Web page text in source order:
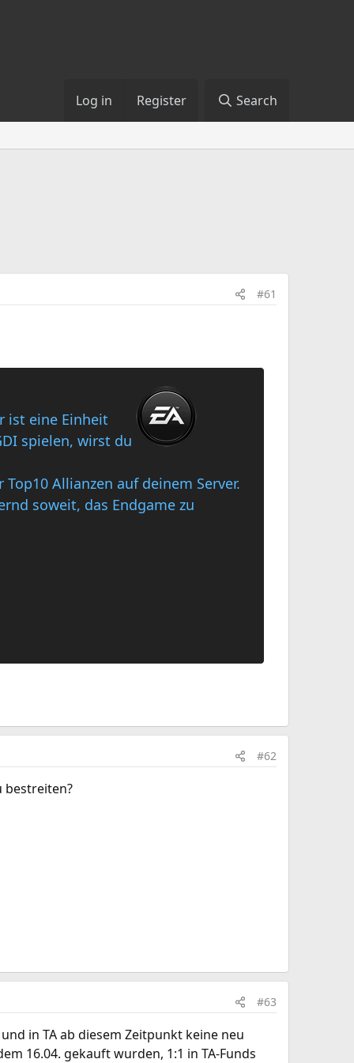
Log in Register Search
#61
ist eine Einheit
spielen, wirst du
Allianzen auf deinem Server.
soweit, das Endgame zu
#62
bestreiten?
#63
in TA ab diesem Zeitpunkt keine neu
16.04. gekauft wurden, 1:1 in TA-Funds